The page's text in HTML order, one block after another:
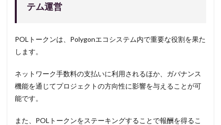
テム運営
POLトークンは、Polygonエコシステム内で重要な役割を果た
します。
ネットワーク手数料の支払いに利用されるほか、ガバナンス
機能を通じてプロジェクトの方向性に影響を与えることが可
能です。
また、POLトークンをステーキングすることで報酬を得るこ